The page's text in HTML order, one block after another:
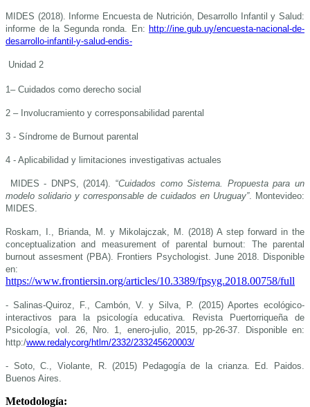
MIDES (201 8). Informe Encuesta de Nutrición, Desarrollo Infantil y Salud:
informe de la Segunda ronda. En: http://ine.gub.uy/encuesta-nacional-de-
desarrollo-infantil-y-salud-endis-
Unidad 2
1– Cuidados como derecho social
2 – Involucramiento y corresponsabilidad parental
3 - Síndrome de Burnout parental
4 - Aplicabilidad y limitaciones investigativas actuales
MIDES - DNPS, (2014). “Cuidados como Sistema. Propuesta para un
modelo solidario y corresponsable de cuidados en Uruguay”. Montevideo:
MIDES.
Roskam, I., Brianda, M. y Mikolajczak, M. (2018) A step forward in the
conceptualization and measurement of parental burnout: The parental
burnout assesment (PBA). Frontiers Psychologist. June 2018. Disponible
en:
https://www.frontiersin.org/articles/10.3389/fpsyg.2018.00758/full
- Salinas-Quiroz, F., Cambón, V. y Silva, P. (2015) Aportes ecológico-
interactivos para la psicología educativa. Revista Puertorriqueña de
Psicología, vol. 26, Nro. 1, enero-julio, 2015, pp-26-37. Disponible en:
http:/www.redalycorg/htlm/2332/233245620003/
- Soto, C., Violante, R. (2015) Pedagogía de la crianza. Ed. Paidos.
Buenos Aires.
Metodología: